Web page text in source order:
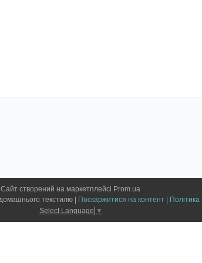
Сайт створений на маркетплейсі Prom.ua
Поскаржитися на контент
Політика
Select Language ▼